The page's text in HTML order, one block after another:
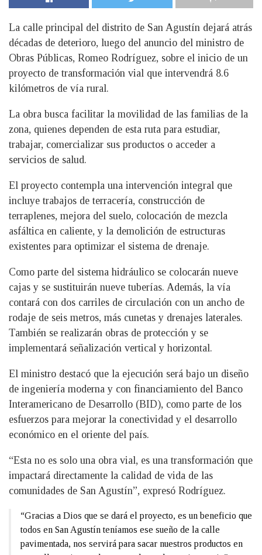
La calle principal del distrito de San Agustín dejará atrás
décadas de deterioro, luego del anuncio del ministro de
Obras Públicas, Romeo Rodríguez, sobre el inicio de un
proyecto de transformación vial que intervendrá 8.6
kilómetros de vía rural.
La obra busca facilitar la movilidad de las familias de la
zona, quienes dependen de esta ruta para estudiar,
trabajar, comercializar sus productos o acceder a
servicios de salud.
El proyecto contempla una intervención integral que
incluye trabajos de terracería, construcción de
terraplenes, mejora del suelo, colocación de mezcla
asfáltica en caliente, y la demolición de estructuras
existentes para optimizar el sistema de drenaje.
Como parte del sistema hidráulico se colocarán nueve
cajas y se sustituirán nueve tuberías. Además, la vía
contará con dos carriles de circulación con un ancho de
rodaje de seis metros, más cunetas y drenajes laterales.
También se realizarán obras de protección y se
implementará señalización vertical y horizontal.
El ministro destacó que la ejecución será bajo un diseño
de ingeniería moderna y con financiamiento del Banco
Interamericano de Desarrollo (BID), como parte de los
esfuerzos para mejorar la conectividad y el desarrollo
económico en el oriente del país.
“Esta no es solo una obra vial, es una transformación que
impactará directamente la calidad de vida de las
comunidades de San Agustín”, expresó Rodríguez.
“Gracias a Dios que se dará el proyecto, es un beneficio que
todos en San Agustín teníamos ese sueño de la calle
pavimentada, nos servirá para sacar nuestros productos en